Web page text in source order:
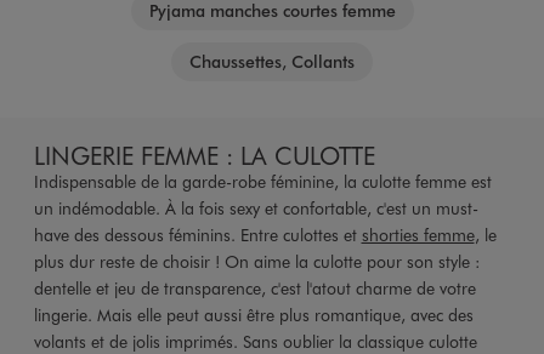
Pyjama manches courtes femme
Chaussettes, Collants
LINGERIE FEMME : LA CULOTTE
Indispensable de la garde-robe féminine, la culotte femme est
un indémodable. À la fois sexy et confortable, c'est un must-
have des dessous féminins. Entre culottes et shorties femme, le
plus dur reste de choisir ! On aime la culotte pour son style :
dentelle et jeu de transparence, c'est l'atout charme de votre
lingerie. Mais elle peut aussi être plus romantique, avec des
volants et de jolis imprimés. Sans oublier la classique culotte